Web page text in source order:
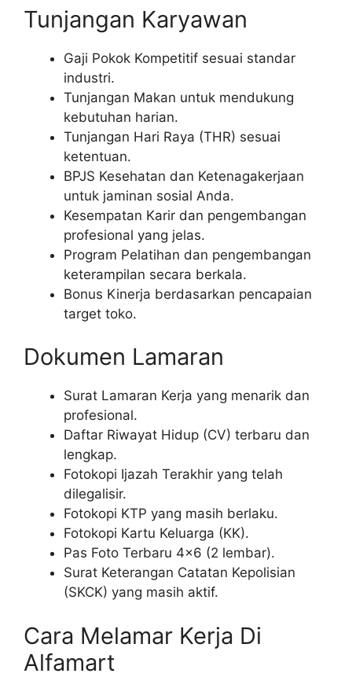
Tunjangan Karyawan
Gaji Pokok Kompetitif sesuai standar
industri.
Tunjangan Makan untuk mendukung
kebutuhan harian.
Tunjangan Hari Raya (THR) sesuai
ketentuan.
BPJS Kesehatan dan Ketenagakerjaan
untuk jaminan sosial Anda.
Kesempatan Karir dan pengembangan
profesional yang jelas.
Program Pelatihan dan pengembangan
keterampilan secara berkala.
Bonus Kinerja berdasarkan pencapaian
target toko.
Dokumen Lamaran
Surat Lamaran Kerja yang menarik dan
profesional.
Daftar Riwayat Hidup (CV) terbaru dan
lengkap.
Fotokopi Ijazah Terakhir yang telah
dilegalisir.
Fotokopi KTP yang masih berlaku.
Fotokopi Kartu Keluarga (KK).
Pas Foto Terbaru 4×6 (2 lembar).
Surat Keterangan Catatan Kepolisian
(SKCK) yang masih aktif.
Cara Melamar Kerja Di
Alfamart